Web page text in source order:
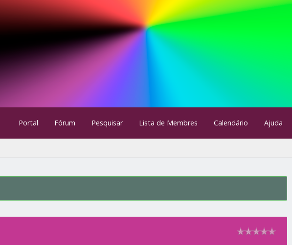
Portal Fórum Pesquisar Lista de Membres Calendário Ajuda